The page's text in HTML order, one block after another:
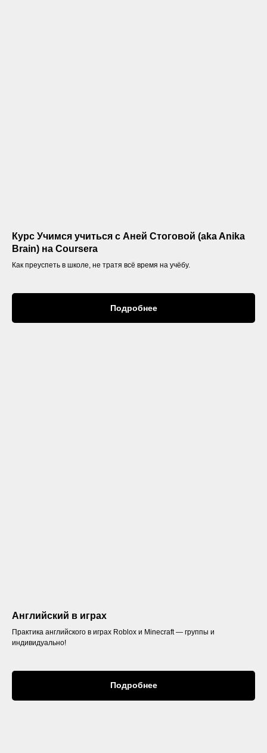
Курс Учимся учиться c Аней Стоговой (aka Anika
Brain) на Coursera
Как преуспеть в школе, не тратя всё время на учёбу.
Подробнее
Английский в играх
Практика английского в играх Roblox и Minecraft — группы и
индивидуально!
Подробнее